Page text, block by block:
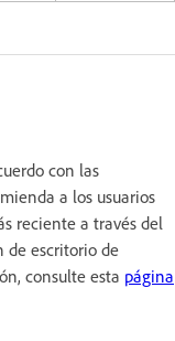
con las
a los usuarios
reciente a través del
de escritorio de
consulte esta página